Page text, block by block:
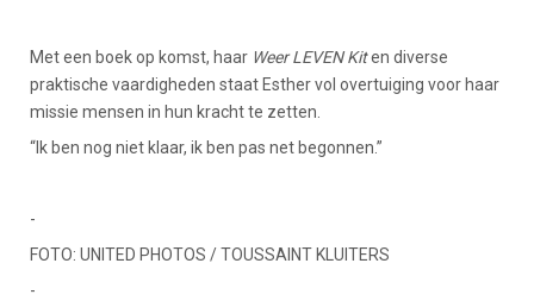
Met een boek op komst, haar Weer LEVEN Kiten diverse
praktische vaardigheden staat Esther vol overtuiging voor haar
missie mensen in hun kracht te zetten.
“Ik ben nog niet klaar, ik ben pas net begonnen.”
-
FOTO: UNITED PHOTOS / TOUSSAINT KLUITERS
-